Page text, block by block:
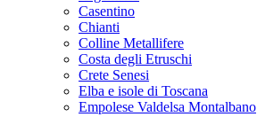
Casentino
Chianti
Colline Metallifere
Costa degli Etruschi
Crete Senesi
Elba e isole di Toscana
Empolese Valdelsa Montalbano